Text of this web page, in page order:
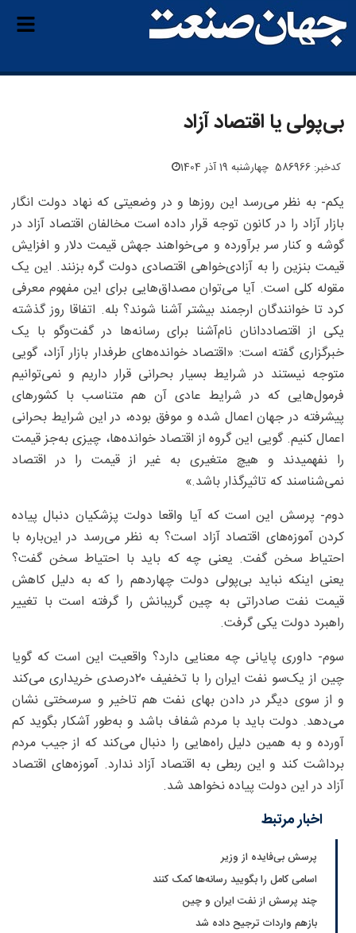
بی‌پولی یا اقتصاد آزاد
کدخبر: 586966 چهارشنبه 19 آذر 1404
یکم- به نظر می‌رسد این روزها و در وضعیتی که نهاد دولت انگار
بازار آزاد را در کانون توجه قرار داده است مخالفان اقتصاد آزاد در
گوشه و کنار سر برآورده و می‌خواهند جهش قیمت دلار و افزایش
قیمت بنزین را به آزادی‌خواهی اقتصادی دولت گره بزنند. این یک
مقوله کلی است. آیا می‌توان مصداق‌هایی برای این مفهوم معرفی
کرد تا خوانندگان ارجمند بیشتر آشنا شوند؟ بله. اتفاقا روز گذشته
یکی از اقتصاددانان نام‌آشنا برای رسانه‌ها در گفت‌وگو با یک
خبرگزاری گفته است: «اقتصاد خوانده‌های طرفدار بازار آزاد، گویی
متوجه نیستند در شرایط بسیار بحرانی قرار داریم و نمی‌توانیم
فرمول‌هایی که در شرایط عادی آن هم متناسب با کشورهای
پیشرفته در جهان اعمال شده و موفق بوده، در این شرایط بحرانی
اعمال کنیم. گویی این گروه از اقتصاد خوانده‌ها، چیزی به‌جز قیمت
را نفهمیدند و هیچ متغیری به غیر از قیمت را در اقتصاد
نمی‌شناسند که تاثیرگذار باشد.»
دوم- پرسش این است که آیا واقعا دولت پزشکیان دنبال پیاده
کردن آموزه‌های اقتصاد آزاد است؟ به نظر می‌رسد در این‌باره با
احتیاط سخن گفت. یعنی چه که باید با احتیاط سخن گفت؟
یعنی اینکه نباید بی‌پولی دولت چهاردهم را که به دلیل کاهش
قیمت نفت صادراتی به چین گریبانش را گرفته است با تغییر
راهبرد دولت یکی گرفت.
سوم- داوری پایانی چه معنایی دارد؟ واقعیت این است که گویا
چین از یک‌سو نفت ایران را با تخفیف ۲۰‌درصدی خریداری می‌کند
و از سوی دیگر در دادن بهای نفت هم تاخیر و سرسختی نشان
می‌دهد. دولت باید با مردم شفاف باشد و به‌طور آشکار بگوید کم
آورده و به همین دلیل راه‌هایی را دنبال می‌کند که از جیب مردم
برداشت کند و این ربطی به اقتصاد آزاد ندارد. آموزه‌های اقتصاد
آزاد در این دولت پیاده نخواهد شد.
اخبار مرتبط
پرسش بی‌فایده از وزیر
اسامی کامل را بگویید رسانه‌ها کمک کنند
چند پرسش از نفت ایران و چین
بازهم واردات ترجیح داده شد